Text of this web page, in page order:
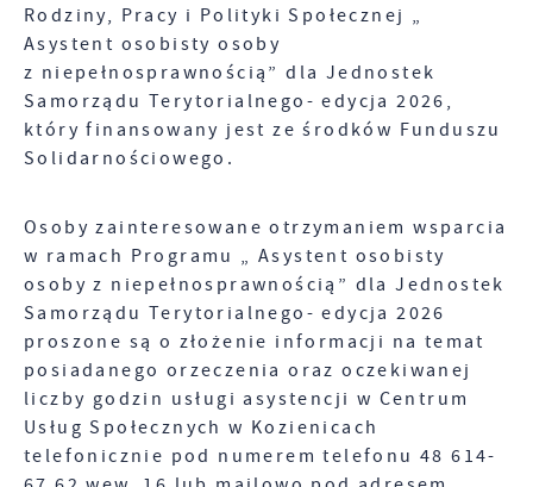
Rodziny, Pracy i Polityki Społecznej „
Asystent osobisty osoby
z niepełnosprawnością” dla Jednostek
Samorządu Terytorialnego- edycja 2026,
który finansowany jest ze środków Funduszu
Solidarnościowego.
Osoby zainteresowane otrzymaniem wsparcia
w ramach Programu „ Asystent osobisty
osoby z niepełnosprawnością” dla Jednostek
Samorządu Terytorialnego- edycja 2026
proszone są o złożenie informacji na temat
posiadanego orzeczenia oraz oczekiwanej
liczby godzin usługi asystencji w Centrum
Usług Społecznych w Kozienicach
telefonicznie pod numerem telefonu 48 614-